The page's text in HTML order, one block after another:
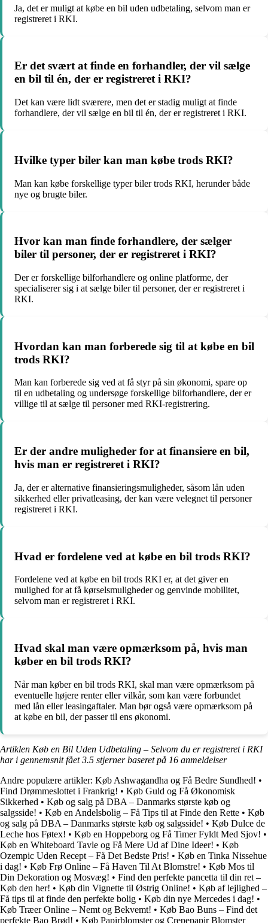
Ja, det er muligt at købe en bil uden udbetaling, selvom man er
registreret i RKI.
Er det svært at finde en forhandler, der vil sælge
en bil til én, der er registreret i RKI?
Det kan være lidt sværere, men det er stadig muligt at finde
forhandlere, der vil sælge en bil til én, der er registreret i RKI.
Hvilke typer biler kan man købe trods RKI?
Man kan købe forskellige typer biler trods RKI, herunder både
nye og brugte biler.
Hvor kan man finde forhandlere, der sælger
biler til personer, der er registreret i RKI?
Der er forskellige bilforhandlere og online platforme, der
specialiserer sig i at sælge biler til personer, der er registreret i
RKI.
Hvordan kan man forberede sig til at købe en bil
trods RKI?
Man kan forberede sig ved at få styr på sin økonomi, spare op
til en udbetaling og undersøge forskellige bilforhandlere, der er
villige til at sælge til personer med RKI-registrering.
Er der andre muligheder for at finansiere en bil,
hvis man er registreret i RKI?
Ja, der er alternative finansieringsmuligheder, såsom lån uden
sikkerhed eller privatleasing, der kan være velegnet til personer
registreret i RKI.
Hvad er fordelene ved at købe en bil trods RKI?
Fordelene ved at købe en bil trods RKI er, at det giver en
mulighed for at få kørselsmuligheder og genvinde mobilitet,
selvom man er registreret i RKI.
Hvad skal man være opmærksom på, hvis man
køber en bil trods RKI?
Når man køber en bil trods RKI, skal man være opmærksom på
eventuelle højere renter eller vilkår, som kan være forbundet
med lån eller leasingaftaler. Man bør også være opmærksom på
at købe en bil, der passer til ens økonomi.
Artiklen Køb en Bil Uden Udbetaling – Selvom du er registreret i RKI
har i gennemsnit fået3.5 stjerner baseret på 16 anmeldelser
Andre populære artikler: Køb Ashwagandha og Få Bedre Sundhed! •
Find Drømmeslottet i Frankrig! • Køb Guld og Få Økonomisk
Sikkerhed • Køb og salg på DBA – Danmarks største køb og
salgsside! • Køb en Andelsbolig – Få Tips til at Finde den Rette • Køb
og salg på DBA – Danmarks største køb og salgsside! • Køb Dulce de
Leche hos Føtex! • Køb en Hoppeborg og Få Timer Fyldt Med Sjov! •
Køb en Whiteboard Tavle og Få Mere Ud af Dine Ideer! • Køb
Ozempic Uden Recept – Få Det Bedste Pris! • Køb en Tinka Nissehue
i dag! • Køb Frø Online – Få Haven Til At Blomstre! • Køb Mos til
Din Dekoration og Mosvæg! • Find den perfekte pancetta til din ret –
Køb den her! • Køb din Vignette til Østrig Online! • Køb af lejlighed –
Få tips til at finde den perfekte bolig • Køb din nye Mercedes i dag! •
Køb Træer Online – Nemt og Bekvemt! • Køb Bao Buns – Find det
perfekte Bao Brød! • Køb Papirblomster og Crepepapir Blomster